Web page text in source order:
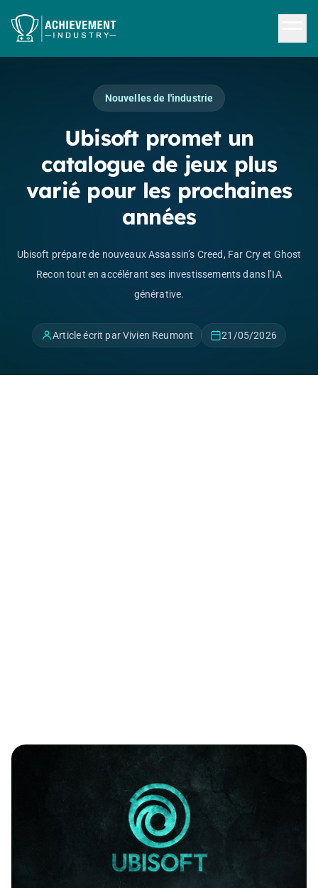
Nouvelles de l'industrie
Ubisoft promet un
catalogue de jeux plus
varié pour les prochaines
années
Ubisoft prépare de nouveaux Assassin’s Creed, Far Cry et Ghost
Recon tout en accélérant ses investissements dans l’IA
générative.
Article écrit par Vivien Reumont 21/05/2026